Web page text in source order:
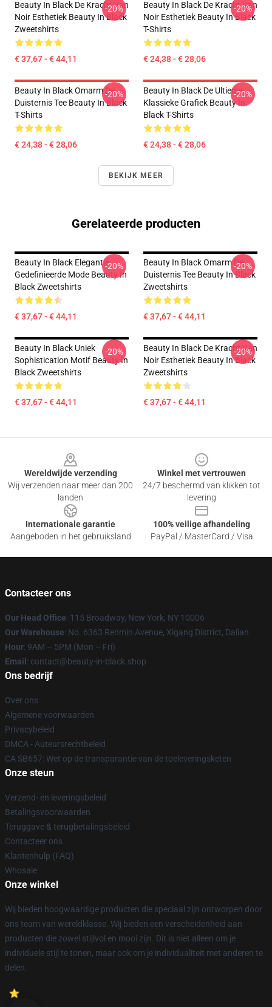
Beauty In Black De Kracht Van
Noir Esthetiek Beauty In Black
Zweetshirts
€ 37,67 - € 44,11
-20%
Beauty In Black De Kracht Van
Noir Esthetiek Beauty In Black
T-Shirts
€ 24,38 - € 28,06
-20%
Beauty In Black Omarm De
Duisternis Tee Beauty In Black
T-Shirts
€ 24,38 - € 28,06
-20%
Beauty In Black De Ultieme
Klassieke Grafiek Beauty In
Black T-Shirts
€ 24,38 - € 28,06
-20%
BEKIJK MEER
Gerelateerde producten
Beauty In Black Elegantie
Gedefinieerde Mode Beauty In
Black Zweetshirts
€ 37,67 - € 44,11
-20%
Beauty In Black Omarm De
Duisternis Tee Beauty In Black
Zweetshirts
€ 37,67 - € 44,11
-20%
Beauty In Black Uniek
Sophistication Motif Beauty In
Black Zweetshirts
€ 37,67 - € 44,11
-20%
Beauty In Black De Kracht Van
Noir Esthetiek Beauty In Black
Zweetshirts
€ 37,67 - € 44,11
-20%
Wereldwijde verzending
Wij verzenden naar meer dan 200
landen
Winkel met vertrouwen
24/7 beschermd van klikken tot
levering
Internationale garantie
Aangeboden in het gebruiksland
100% veilige afhandeling
PayPal / MasterCard / Visa
Contacteer ons
Our Head Office: 115 Broadway, New York, NY 10006
Our Warehouse: No. 6363 Renmin Avenue, Xigang District, Dalian
Hour: 9AM – 5PM (Mon – Fri)
Email : contact@beauty-in-black.shop
Ons bedrijf
Over ons
Algemene voorwaarden
Privacybeleid
DMCA - Auteursrechtbeleid
CA SB657: Wet op de transparantie van de toeleveringsketen
Onze steun
Verzend- en leveringsbeleid
Betalingsvoorwaarden
Teruggave & terugbetalingsbeleid
Contacteer ons
Klantenhulp (FAQ)
Whosale
Onze winkel
Wij bieden hoogwaardige producten die speciaal zijn ontworpen door
ons team van wereldklasse. Wij bieden een verscheidenheid aan
producten die zowel stijlvol en mooi zijn. Dit is niet alleen om je
individuele stijl te tonen, maar ook om je individualiteit met anderen te
delen.